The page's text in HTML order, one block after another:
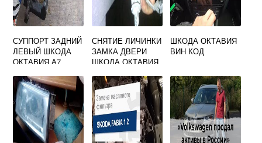
СУППОРТ ЗАДНИЙ
ЛЕВЫЙ ШКОДА
ОКТАВИЯ А7
СНЯТИЕ ЛИЧИНКИ
ЗАМКА ДВЕРИ
ШКОДА ОКТАВИЯ
ШКОДА ОКТАВИЯ
ВИН КОД